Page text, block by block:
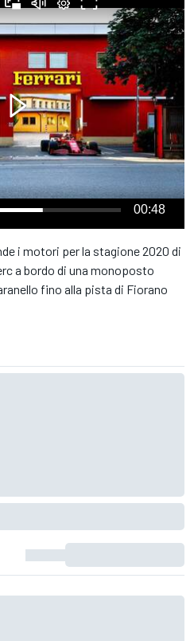
00:48
i motori per la stagione 2020 di
a bordo di una monoposto
fino alla pista di Fiorano